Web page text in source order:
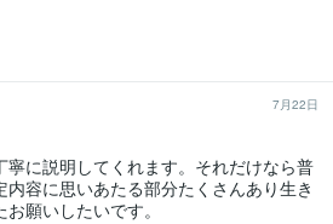
7月22日
に説明してくれます。それだけなら普
容に思いあたる部分たくさんあり生き
願いしたいです。